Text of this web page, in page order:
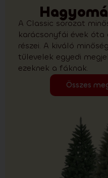
A Classic sorozat
karácsonyfái évek
részei. A kiváló
tűlevelek egyedi
ezeknek a fáknak.
Összes